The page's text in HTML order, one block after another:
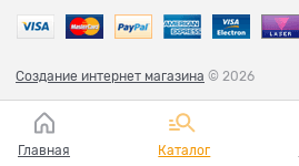
Создание интернет магазина © 2026
Главная Каталог